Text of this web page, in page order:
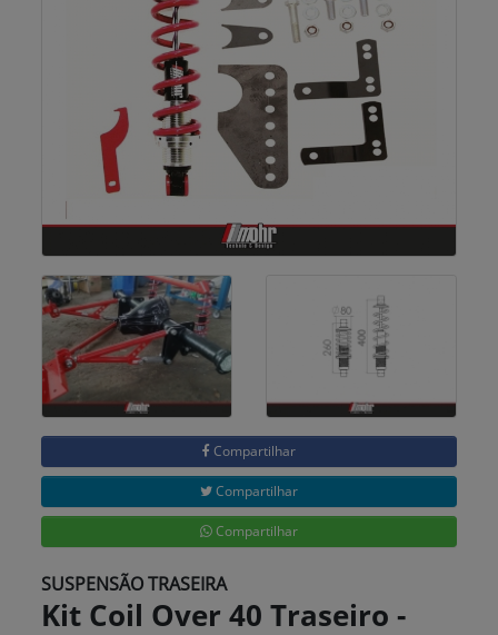
Compartilhar
Compartilhar
Compartilhar
SUSPENSÃO TRASEIRA
Kit Coil Over 40 Traseiro -